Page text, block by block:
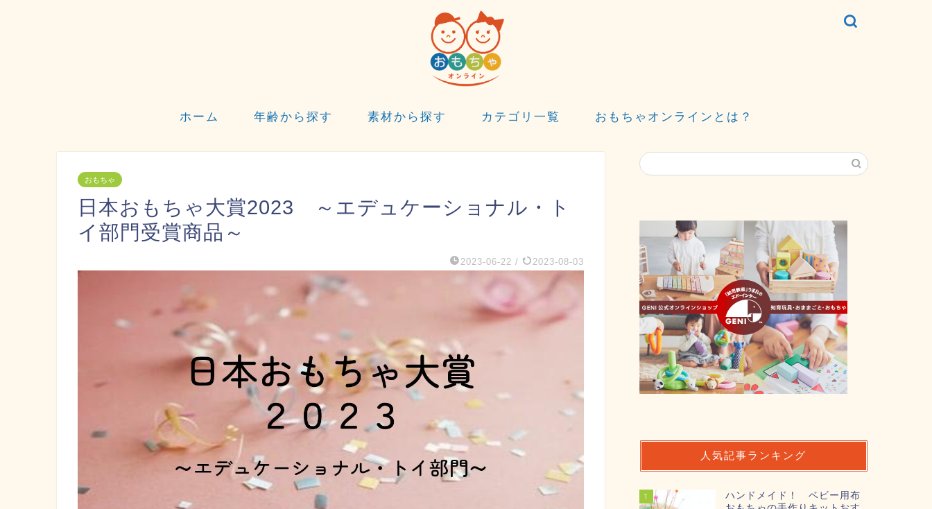
ホーム 年齢から探す 素材から探す カテゴリ一覧 おもちゃオンラインとは？
おもちゃ
日本おもちゃ大賞2023 ～エデュケーショナル・ト
イ部門受賞商品～
2023-06-22 / 2023-08-03
人気記事ランキング
1
ハンドメイド！ ベビー用布